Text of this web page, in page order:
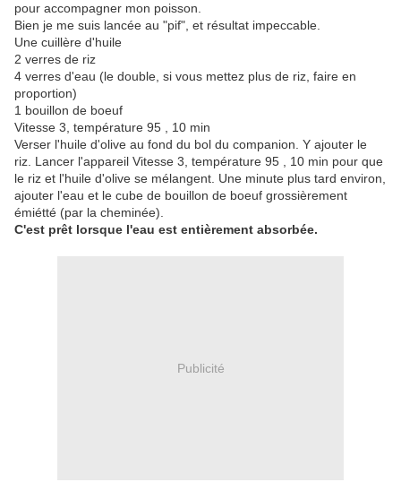
pour accompagner mon poisson.
Bien je me suis lancée au "pif", et résultat impeccable.
Une cuillère d'huile
2 verres de riz
4 verres d'eau (le double, si vous mettez plus de riz, faire en
proportion)
1 bouillon de boeuf
Vitesse 3, température 95 , 10 min
Verser l'huile d'olive au fond du bol du companion. Y ajouter le
riz. Lancer l'appareil Vitesse 3, température 95 , 10 min pour que
le riz et l'huile d'olive se mélangent. Une minute plus tard environ,
ajouter l'eau et le cube de bouillon de boeuf grossièrement
émiétté (par la cheminée).
C'est prêt lorsque l'eau est entièrement absorbée.
Publicité